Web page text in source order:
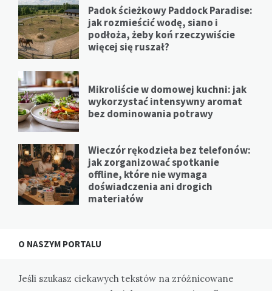
Padok ścieżkowy Paddock Paradise:
jak rozmieścić wodę, siano i
podłoża, żeby koń rzeczywiście
więcej się ruszał?
Mikroliście w domowej kuchni: jak
wykorzystać intensywny aromat
bez dominowania potrawy
Wieczór rękodzieła bez telefonów:
jak zorganizować spotkanie
offline, które nie wymaga
doświadczenia ani drogich
materiałów
O NASZYM PORTALU
Jeśli szukasz ciekawych tekstów na zróżnicowane